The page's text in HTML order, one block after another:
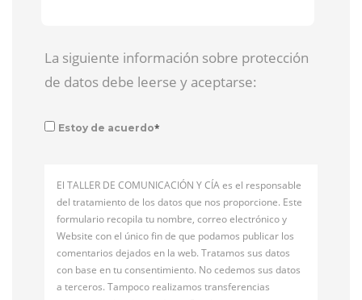
La siguiente información sobre protección
de datos debe leerse y aceptarse:
Estoy de acuerdo*
El TALLER DE COMUNICACIÓN Y CÍA es el responsable
del tratamiento de los datos que nos proporcione. Este
formulario recopila tu nombre, correo electrónico y
Website con el único fin de que podamos publicar los
comentarios dejados en la web. Tratamos sus datos
con base en tu consentimiento. No cedemos sus datos
a terceros. Tampoco realizamos transferencias